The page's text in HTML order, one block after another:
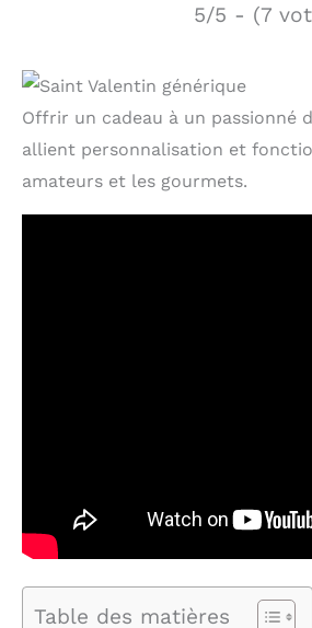
5/5 - (7
Offrir un cadeau à un passionné
allient personnalisation et
amateurs et les gourmets.
Table des matières